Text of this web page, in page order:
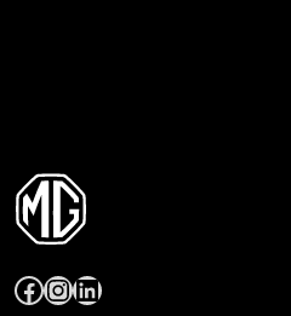
Facebook
Instagram
LinkedIn